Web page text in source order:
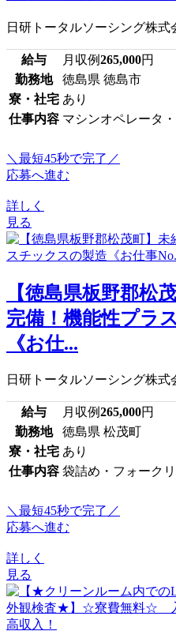
日研トータルソーシング株式
給与 月収例265,000円
勤務地
徳島県 徳島市
寮・社宅 あり
仕事内容 マシンオペレータ
＼最短45秒で完了／
応募へ進む
詳しく
見る
【徳島県板野郡松
完備！機能性プラ
《お仕...
日研トータルソーシング株式
給与 月収例265,000円
勤務地
徳島県 松茂町
寮・社宅 あり
仕事内容 袋詰め・フォーク
＼最短45秒で完了／
応募へ進む
詳しく
見る